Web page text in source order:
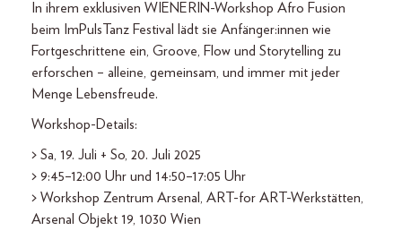
In ihrem exklusiven WIENERIN-Workshop Afro Fusion
beim ImPulsTanz Festival lädt sie Anfänger:innen wie
Fortgeschrittene ein, Groove, Flow und Storytelling zu
erforschen – alleine, gemeinsam, und immer mit jeder
Menge Lebensfreude.
Workshop-Details:
> Sa, 19. Juli + So, 20. Juli 2025
> 9:45–12:00 Uhr und 14:50–17:05 Uhr
> Workshop Zentrum Arsenal, ART-for ART-Werkstätten,
Arsenal Objekt 19, 1030 Wien